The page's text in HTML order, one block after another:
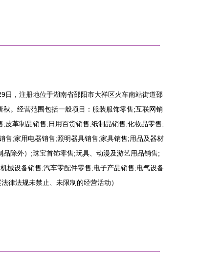
日，注册地位于湖南省邵阳市大祥区火车南站街道邵
。经营范围包括一般项目：服装服饰零售;互联网销
皮革制品销售;日用百货销售;纸制品销售;化妆品零售;
售;家用电器销售;照明器具销售;家具销售;用品及器材
除外）;珠宝首饰零售;玩具、动漫及游艺用品销售;
械设备销售;汽车零配件零售;电子产品销售;电气设备
律法规未禁止、未限制的经营活动）